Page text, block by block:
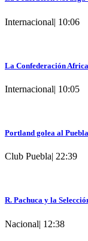
Internacional| 10:06
La Confederación
Internacional| 10:05
Portland golea al
Club Puebla| 22:39
R. Pachuca y la
Nacional| 12:38